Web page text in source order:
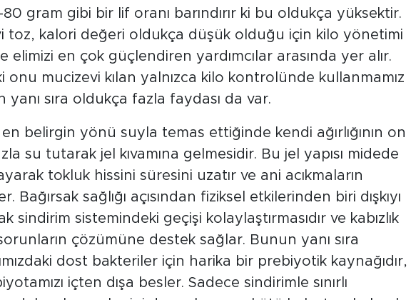
80 gram gibi bir lif oranı barındırır ki bu oldukça yüksektir.
toz, kalori değeri oldukça düşük olduğu için kilo yönetimi
elimizi en çok güçlendiren yardımcılar arasında yer alır.
onu mucizevi kılan yalnızca kilo kontrolünde kullanmamız
yanı sıra oldukça fazla faydası da var.
belirgin yönü suyla temas ettiğinde kendi ağırlığının on
su tutarak jel kıvamına gelmesidir. Bu jel yapısı midede
tokluk hissini süresini uzatır ve ani acıkmaların
Bağırsak sağlığı açısından fiziksel etkilerinden biri dışkıyı
sindirim sistemindeki geçişi kolaylaştırmasıdır ve kabızlık
çözümüne destek sağlar. Bunun yanı sıra
dost bakteriler için harika bir prebiyotik kaynağıdır,
içten dışa besler. Sadece sindirimle sınırlı